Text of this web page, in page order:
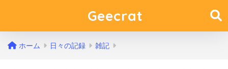
Geecrat
ホーム 日々の記録 雑記